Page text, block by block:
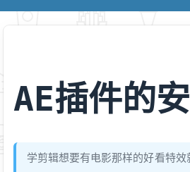
AE插件的
学剪辑想要有电影那样的好看特效